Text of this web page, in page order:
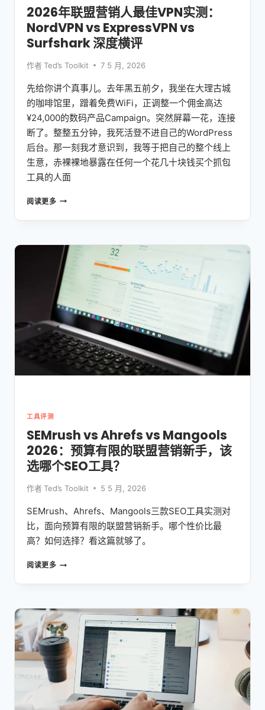
级
教
2026年联盟营销人最佳VPN实测：
NordVPN vs ExpressVPN vs
Surfshark 深度横评
作者Ted’s Toolkit 7 5 月, 2026
先给你讲个真事儿。去年黑五前夕，我坐在大理古城
的咖啡馆里，蹭着免费WiFi，正调整一个佣金高达
¥24,000的数码产品Campaign。突然屏幕一花，连接
断了。整整五分钟，我死活登不进自己的WordPress
后台。那一刻我才意识到，我等于把自己的整个线上
生意，赤裸裸地暴露在任何一个花几十块钱买个抓包
工具的人面
阅读更多 2026
联
营
销
人
最
佳
VPN
实
测：
NORDVPN
VS
EXPRESSVPN
VS
评
工具评测
SEMrush vs Ahrefs vs Mangools
2026：预算有限的联盟营销新手，该
选哪个SEO工具？
作者Ted’s Toolkit 5 5 月, 2026
SEMrush、Ahrefs、Mangools三款SEO工具实测对
比，面向预算有限的联盟营销新手。哪个性价比最
高？如何选择？看这篇就够了。
阅读更多SEMRUSH
AHREFS
MANGOOLS
2026：
预
算
有
的
盟